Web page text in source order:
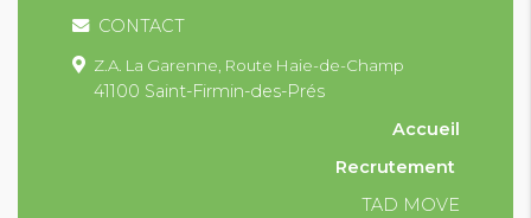
CONTACT
Z.A. La Garenne, Route Haie-de-Champ
41100 Saint-Firmin-des-Prés
Accueil
Recrutement
TAD MOVE